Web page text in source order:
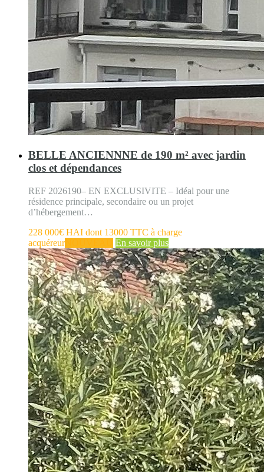
BELLE ANCIENNNE de 190 m² avec jardin
clos et dépendances
REF 2026190– EN EXCLUSIVITE – Idéal pour une
résidence principale, secondaire ou un projet
d’hébergement…
228 000€ HAI dont 13000 TTC à charge
acquéreur
En savoir plus